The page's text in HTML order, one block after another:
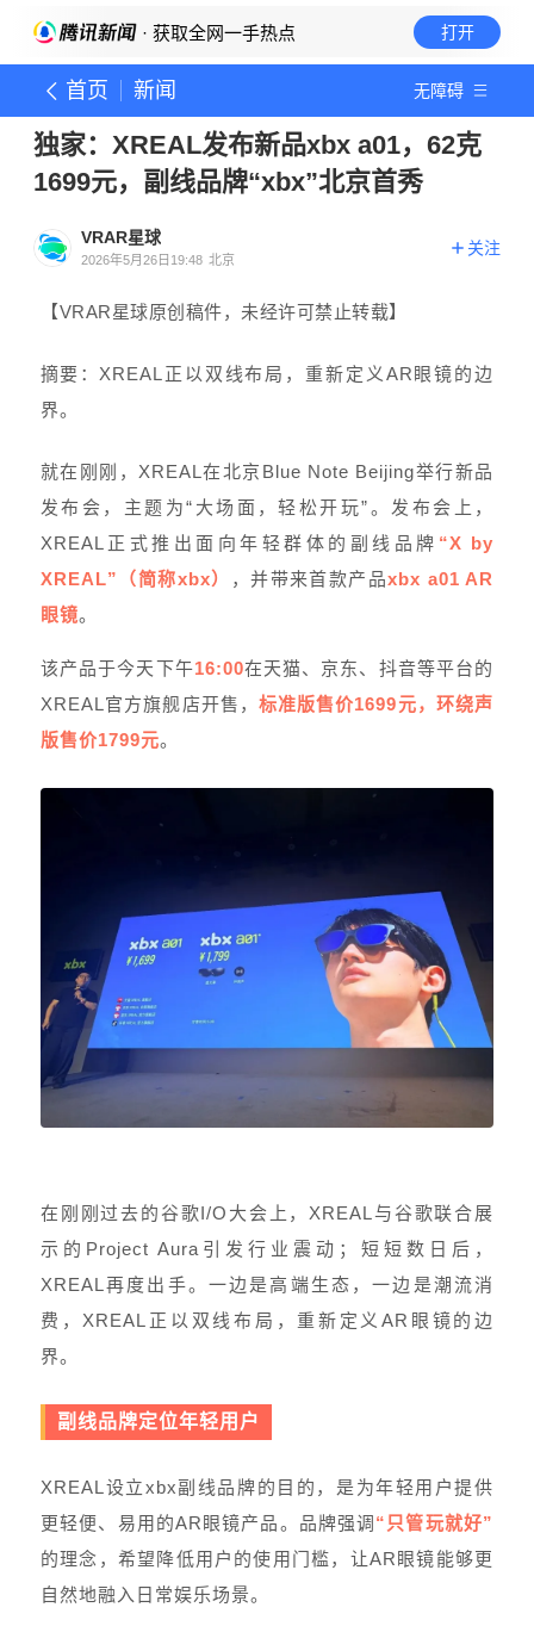
· 获取全网一手热点 打开
首页 新闻 无障碍
独家：XREAL发布新品xbx a01，62克
1699元，副线品牌“xbx”北京首秀
VRAR星球
2026年5月26日19:48 北京
关注
【VRAR星球原创稿件，未经许可禁止转载】
摘要： XREAL正以双线布局，重新定义AR眼镜的边
界。
就在刚刚，XREAL在北京Blue Note Beijing举行新品
发布会，主题为“大场面，轻松开玩”。发布会上，
XREAL正式推出面向年轻群体的副线品牌 “X by
XREAL”（简称xbx）
，并带来首款产品xbx a01 AR
眼镜。
该产品于今天下午16:00在天猫、京东、抖音等平台的
XREAL官方旗舰店开售， 标准版售价1699元，环绕声
版售价1799元。
在刚刚过去的谷歌I/O大会上，XREAL与谷歌联合展
示的Project Aura引发行业震动；短短数日后，
XREAL再度出手。一边是高端生态，一边是潮流消
费，XREAL正以双线布局，重新定义AR眼镜的边
界。
副线品牌定位年轻用户
XREAL设立xbx副线品牌的目的，是为年轻用户提供
更轻便、易用的AR眼镜产品。品牌强调 “只管玩就好”
的理念，希望降低用户的使用门槛，让AR眼镜能够更
自然地融入日常娱乐场景。